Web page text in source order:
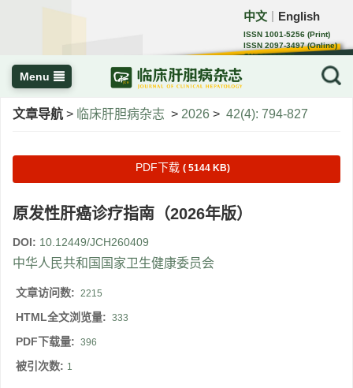
中文 English
ISSN 1001-5256 (Print)
ISSN 2097-3497 (Online)
CN 22-1108/R
Menu
文章导航 > 临床肝胆病杂志 > 2026 > 42(4): 794-827
PDF下载 ( 5144 KB)
原发性肝癌诊疗指南（2026年版）
DOI: 10.12449/JCH260409
中华人民共和国国家卫生健康委员会
文章访问数: 2215
HTML全文浏览量: 333
PDF下载量: 396
被引次数: 1